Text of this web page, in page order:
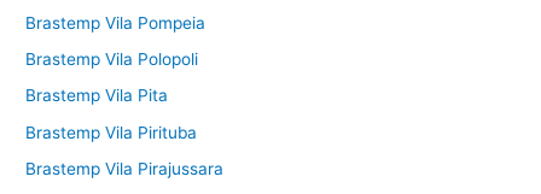
Brastemp Vila Pompeia
Brastemp Vila Polopoli
Brastemp Vila Pita
Brastemp Vila Pirituba
Brastemp Vila Pirajussara